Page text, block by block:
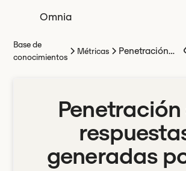
Omnia
Base de
conocimientos
Métricas
Penetración
generadas